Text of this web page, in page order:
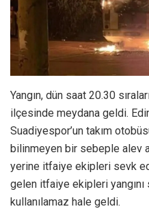
Yangın, dün saat 20.30
ilçesinde meydana geldi.
Suadiyespor’un takım
bilinmeyen bir sebeple alev
yerine itfaiye ekipleri sevk
gelen itfaiye ekipleri
kullanılamaz hale geldi.